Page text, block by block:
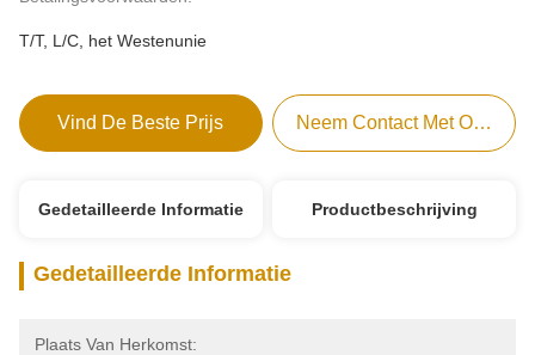
T/T, L/C, het Westenunie
Vind De Beste Prijs Neem Contact Met Ons Op
Gedetailleerde Informatie Productbeschrijving
Gedetailleerde Informatie
Plaats Van Herkomst: